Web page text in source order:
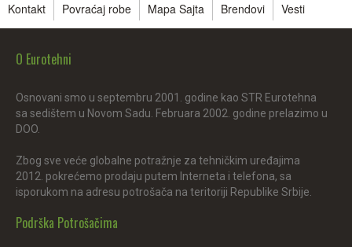
Kontakt Povraćaj robe Mapa Sajta Brendovi Vesti
O Eurotehni
Osnovani smo u septembru 2001. godine kao STR Eurotehna
sa sedištem u Novom Sadu. Februara 2002. godine prelazimo u
DOO.
Zbog sve veće globalne potražnje za tehničkim uređajima
2012. pokrećemo prodaju putem Interneta i telefona, sa
isporukom na adresu potrošača na teritoriji Republike Srbije.
Podrška Potrošačima